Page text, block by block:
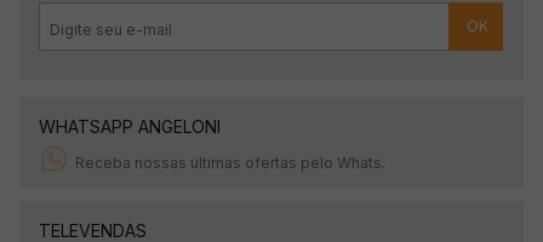
OK
WHATSAPP ANGELONI
Receba nossas últimas ofertas pelo Whats.
TELEVENDAS